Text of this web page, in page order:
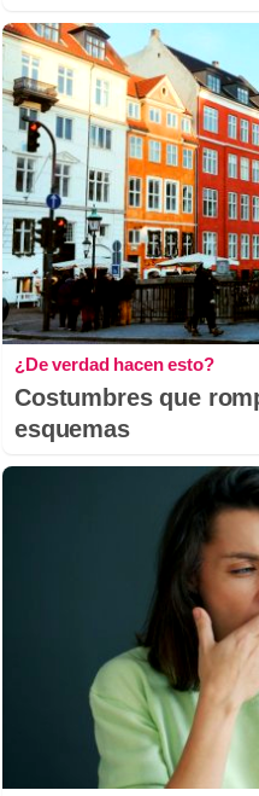
¿De verdad hacen esto?
Costumbres que
esquemas